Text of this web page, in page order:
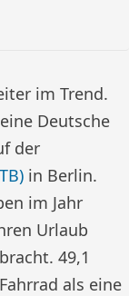
im Trend.
Deutsche
der
in Berlin.
im Jahr
Urlaub
49,1
als eine